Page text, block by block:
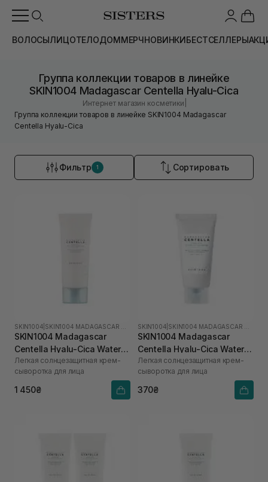
ВОЛОСЫЛИЦОТЕЛОДОММЕРЧНОВИНКИБЕСТСЕЛЛЕРЫ
Группа коллекции товаров в линейке
SKIN1004 Madagascar Centella Hyalu-Cica
Интернет магазин косметики
Группа коллекции товаров в линейке SKIN1004 Madagascar
Centella Hyalu-Cica
Фильтр 1 Сортировать
SKIN1004
SKIN1004 Madagascar
Centella Hyalu-Cica Water-
Fit Sun Serum SPF50+
PA++++ 100 мл
Легкая солнцезащитная крем-
сыворотка для лица
1 450₴
SKIN1004
SKIN1004 Madagascar
Centella Hyalu-Cica Water-
Fit Sun Serum SPF50+
PA++++ 15 мл
Легкая солнцезащитная крем-
сыворотка для лица
370₴